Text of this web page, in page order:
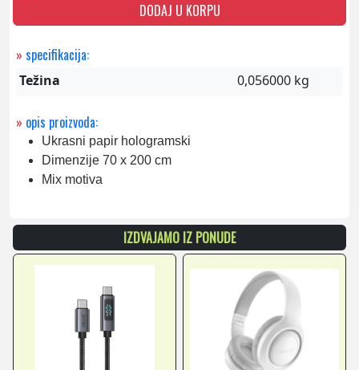
DODAJ U KORPU
» specifikacija:
Težina 0,056000 kg
» opis proizvoda:
Ukrasni papir hologramski
Dimenzije 70 x 200 cm
Mix motiva
IZDVAJAMO IZ PONUDE